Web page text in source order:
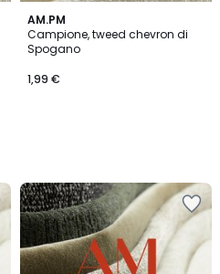
AM.PM
Campione, tweed chevron di
Spogano
1,99 €